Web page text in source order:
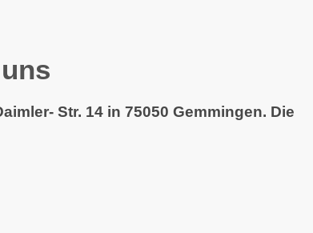
Str. 14 in 75050 Gemmingen. Die